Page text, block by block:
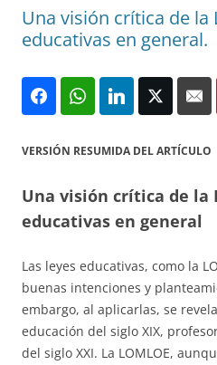
Una visión crítica de la
educativas en general.
VERSIÓN RESUMIDA DEL ARTÍCULO
Una visión crítica de la
educativas en general
Las leyes educativas, como la
buenas intenciones y
embargo, al aplicarlas, se
educación del siglo XIX,
del siglo XXI. La LOMLOE,